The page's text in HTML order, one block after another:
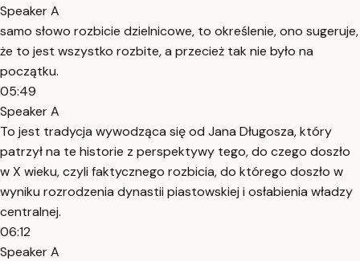
Speaker A
samo słowo rozbicie dzielnicowe, to określenie, ono sugeruje,
że to jest wszystko rozbite, a przecież tak nie było na
początku.
05:49
Speaker A
To jest tradycja wywodząca się od Jana Długosza, który
patrzył na te historie z perspektywy tego, do czego doszło
w X wieku, czyli faktycznego rozbicia, do którego doszło w
wyniku rozrodzenia dynastii piastowskiej i osłabienia władzy
centralnej.
06:12
Speaker A